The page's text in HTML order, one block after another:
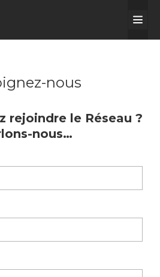
nous
rejoindre le Réseau ?
nous…